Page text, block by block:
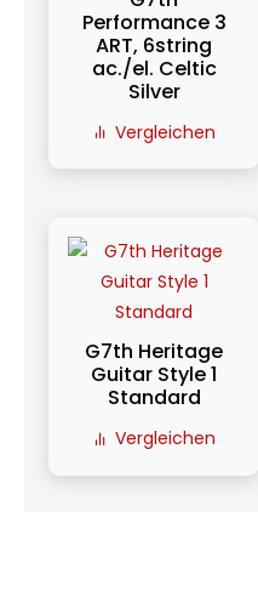
Performance 3
ART, 6string
ac./el. Celtic
Silver
Vergleichen
G7th Heritage
Guitar Style 1
Standard
Vergleichen